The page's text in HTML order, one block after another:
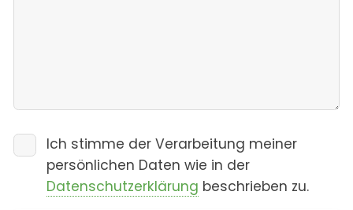
Ich stimme der Verarbeitung meiner
persönlichen Daten wie in der
Datenschutzerklärung beschrieben zu.